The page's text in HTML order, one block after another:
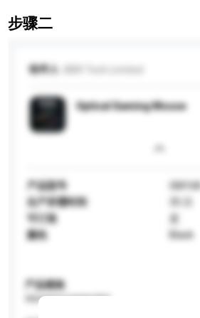
步骤二
收件人
Optical Gaming Mouse
产品型号
GM168
生产所需时间
可订造
是
颜色
Black
产品规格
请提供您对产品的特定要求。